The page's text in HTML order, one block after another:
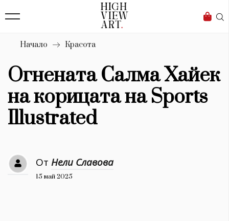
Бизнес
Мода
Dialogue
Изкуство
4338
Дизайн
Начало Красота
Огнената Салма Хайек
на корицата на Sports
Illustrated
От Нели Славова
15 май 2025